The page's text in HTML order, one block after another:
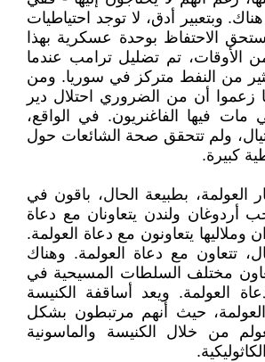
هناك. وبتعبير أدق، لا توجد احتياطيات
الاحتفاظ بوحدة عسكرية بهذا
تم تضليل ترامب عندما
من النفط متركز في سوريا. ومن
زعموا أن من الضروري احتلال دير
مات فيها الفاغنريون. في الواقع،
ولم تتحقق صحة الشائعات حول
كبيرة.
العولمة، بطبيعة الحال، باقون في
أردوغان ولندن يتعاونان مع دعاة
وملاليها يتعاونون مع دعاة العولمة.
تتعاون مع دعاة العولمة. وهناك
مختلف السلطات المسيحية في
العولمة. ويعد أساقفة الكنيسة
حيث أنهم مرتبطون بشكل
من خلال الكنيسة والماسونية